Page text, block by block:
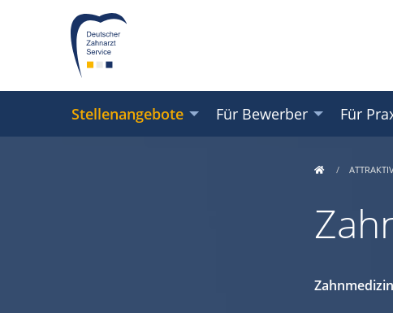
Stellenangebote Für Bewerber Für